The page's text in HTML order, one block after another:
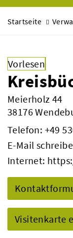
Startseite
Vorlesen
Meierholz 44
38176
Telefon: +49
E-Mail
Internet:
Visitenkarte